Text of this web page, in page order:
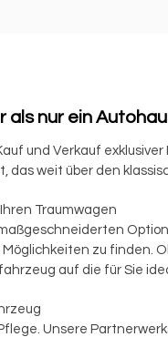
als nur ein
und Verkauf
das weit über den
Traumwagen
zu finden.
auf die für Sie
Unsere